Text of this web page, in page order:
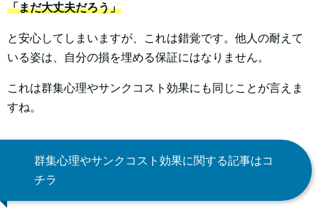
「まだ大丈夫だろう」
と安心してしまいますが、これは錯覚です。他人の耐えて
いる姿は、自分の損を埋める保証にはなりません。
これは群集心理やサンクコスト効果にも同じことが言えま
すね。
群集心理やサンクコスト効果に関する記事はコ
チラ